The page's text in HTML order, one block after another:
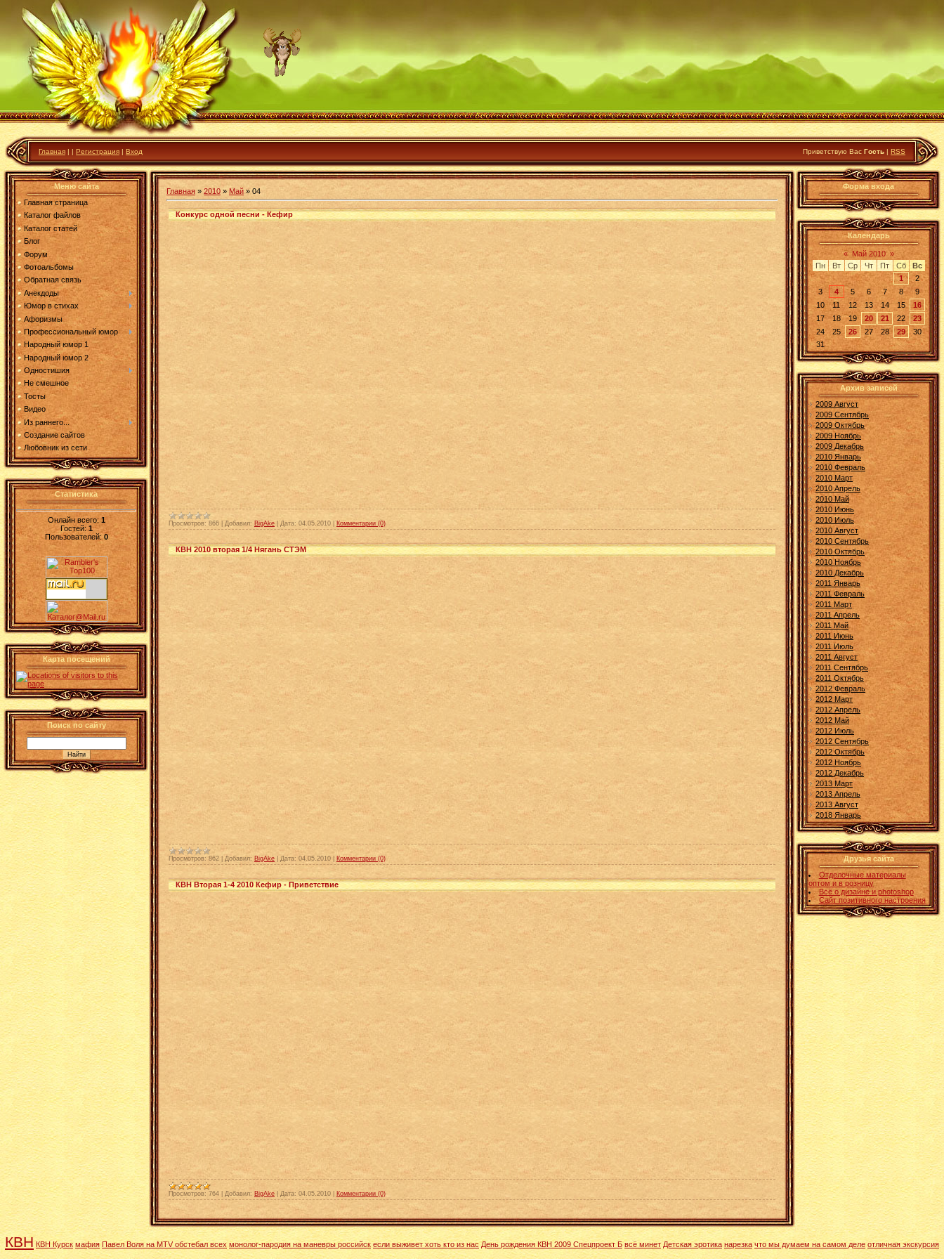
Главная | | Регистрация | Вход Приветствую Вас Гость | RSS
Меню сайта
Главная страница
Каталог файлов
Каталог статей
Блог
Форум
Фотоальбомы
Обратная связь
Анекдоды
Юмор в стихах
Афоризмы
Профессиональный юмор
Народный юмор 1
Народный юмор 2
Одностишия
Не смешное
Тосты
Видео
Из раннего...
Создание сайтов
Любовник из сети
Статистика
Онлайн всего:1
Гостей:1
Пользователей: 0
Карта посещений
Поиск по сайту
Главная » 2010 » Май » 04
Конкурс одной песни - Кефир
Просмотров: 866 Добавил: BigAke Дата: 04.05.2010 Комментарии (0)
КВН 2010 вторая 1/4 Нягань СТЭМ
Просмотров: 862 Добавил: BigAke Дата: 04.05.2010 Комментарии (0)
КВН Вторая 1-4 2010 Кефир - Приветствие
Просмотров: 764 Добавил: BigAke Дата: 04.05.2010 Комментарии (0)
Форма входа
Календарь
« Май 2010 »
Пн
Вт Ср Чт Пт Сб
Вс
1
2
3
4 5 6 7 8
9
10
11 12 13 14 15
16
17
18 19 20 21 22
23
24
25 26 27 28 29
30
31
Архив записей
2009 Август
2009 Сентябрь
2009 Октябрь
2009 Ноябрь
2009 Декабрь
2010 Январь
2010 Февраль
2010 Март
2010 Апрель
2010 Май
2010 Июнь
2010 Июль
2010 Август
2010 Сентябрь
2010 Октябрь
2010 Ноябрь
2010 Декабрь
2011 Январь
2011 Февраль
2011 Март
2011 Апрель
2011 Май
2011 Июнь
2011 Июль
2011 Август
2011 Сентябрь
2011 Октябрь
2012 Февраль
2012 Март
2012 Апрель
2012 Май
2012 Июль
2012 Сентябрь
2012 Октябрь
2012 Ноябрь
2012 Декабрь
2013 Март
2013 Апрель
2013 Август
2018 Январь
Друзья сайта
Отделочные материалы
оптом и в розницу
Всё о дизайне и photoshop
Сайт позитивного настроения
КВН КВН Курск мафия Павел Воля на MTV обстебал всех монолог-пародия на маневры российск если выживет хоть кто из нас День рождения КВН 2009 Спецпроект Б всё минет Детская эротика нарезка что мы думаем на самом деле отличная экскурсия